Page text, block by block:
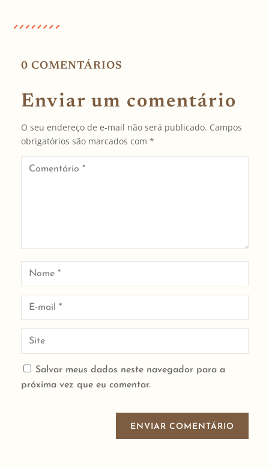
0 COMENTÁRIOS
Enviar um comentário
O seu endereço de e-mail não será publicado. Campos
obrigatórios são marcados com *
Salvar meus dados neste navegador para a
próxima vez que eu comentar.
ENVIAR COMENTÁRIO